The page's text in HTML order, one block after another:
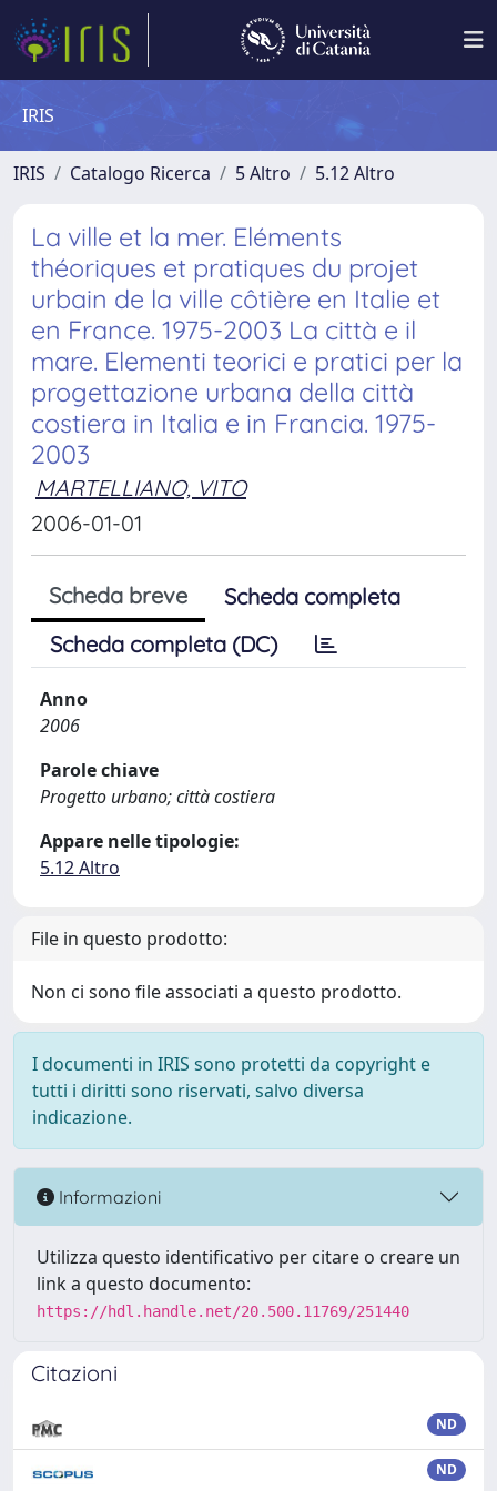
IRIS
IRIS Catalogo Ricerca 5 Altro 5.12 Altro
La ville et la mer. Eléments
théoriques et pratiques du projet
urbain de la ville côtière en Italie et
en France. 1975-2003 La città e il
mare. Elementi teorici e pratici per la
progettazione urbana della città
costiera in Italia e in Francia. 1975-
2003
MARTELLIANO, VITO
2006-01-01
Scheda breve
Scheda completa
Scheda completa (DC)
Anno
2006
Parole chiave
Progetto urbano; città costiera
Appare nelle tipologie:
5.12 Altro
File in questo prodotto:
Non ci sono file associati a questo prodotto.
I documenti in IRIS sono protetti da copyright e
tutti i diritti sono riservati, salvo diversa
indicazione.
Informazioni
Utilizza questo identificativo per citare o creare un
link a questo documento:
https://hdl.handle.net/20.500.11769/251440
Citazioni
ND
ND